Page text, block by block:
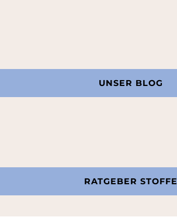
UNSER BLOG
RATGEBER STOFFE